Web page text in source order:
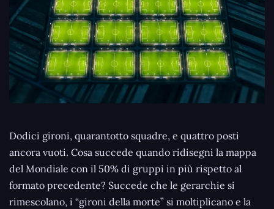
Dodici gironi, quarantotto squadre, e quattro posti
ancora vuoti. Cosa succede quando ridisegni la mappa
del Mondiale con il 50% di gruppi in più rispetto al
formato precedente? Succede che le gerarchie si
rimescolano, i “gironi della morte” si moltiplicano e la